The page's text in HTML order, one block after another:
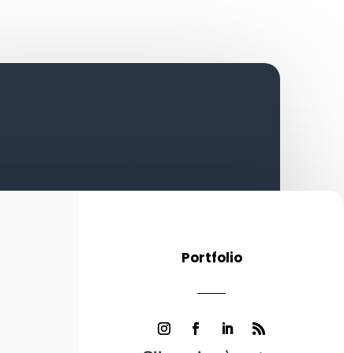
Portfolio